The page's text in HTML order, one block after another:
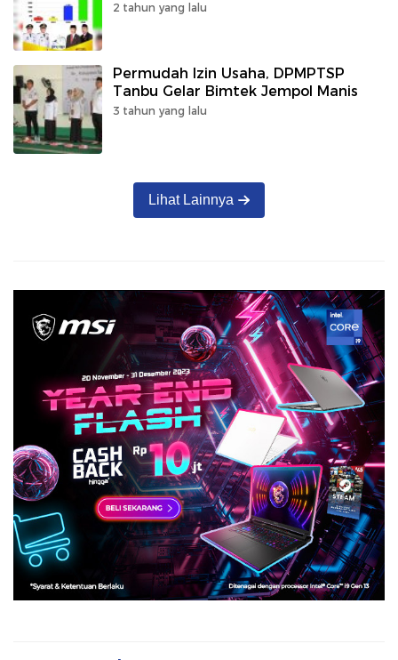
2 tahun yang lalu
Permudah Izin Usaha, DPMPTSP
Tanbu Gelar Bimtek Jempol Manis
3 tahun yang lalu
Lihat Lainnya